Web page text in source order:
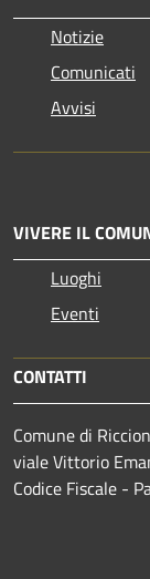
Notizie
Comunicati
Avvisi
VIVERE IL
Luoghi
Eventi
CONTATTI
Comune di
viale Vittorio
Codice Fiscale -